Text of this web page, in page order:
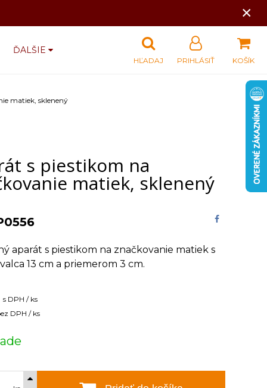
×
ĎALŠIE
KOŠÍK
PRIHLÁSIŤ
HĽADAJ
matiek, sklenený
s piestikom na
matiek, sklenený
aparát s piestikom na značkovanie matiek s
13 cm a priemerom 3 cm.
s DPH / ks
DPH / ks